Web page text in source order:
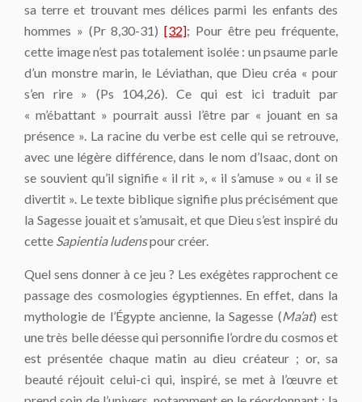
sa terre et trouvant mes délices parmi les enfants des
hommes » (Pr 8,30-31) [32]; Pour être peu fréquente,
cette image n’est pas totalement isolée : un psaume parle
d’un monstre marin, le Léviathan, que Dieu créa « pour
s’en rire » (Ps 104,26). Ce qui est ici traduit par
« m’ébattant » pourrait aussi l’être par « jouant en sa
présence ». La racine du verbe est celle qui se retrouve,
avec une légère différence, dans le nom d’Isaac, dont on
se souvient qu’il signifie « il rit », « il s’amuse » ou « il se
divertit ». Le texte biblique signifie plus précisément que
la Sagesse jouait et s’amusait, et que Dieu s’est inspiré du
cette Sapientia ludenspour créer.
Quel sens donner à ce jeu ? Les exégètes rapprochent ce
passage des cosmologies égyptiennes. En effet, dans la
mythologie de l’Égypte ancienne, la Sagesse (Ma’at) est
une très belle déesse qui personnifie l’ordre du cosmos et
est présentée chaque matin au dieu créateur ; or, sa
beauté réjouit celui-ci qui, inspiré, se met à l’œuvre et